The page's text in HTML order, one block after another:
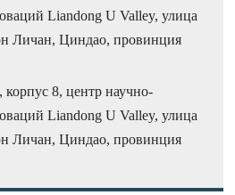
Liandong U Valley, улица
Личан, Циндао, провинция
8, центр научно-
Liandong U Valley, улица
Личан, Циндао, провинция